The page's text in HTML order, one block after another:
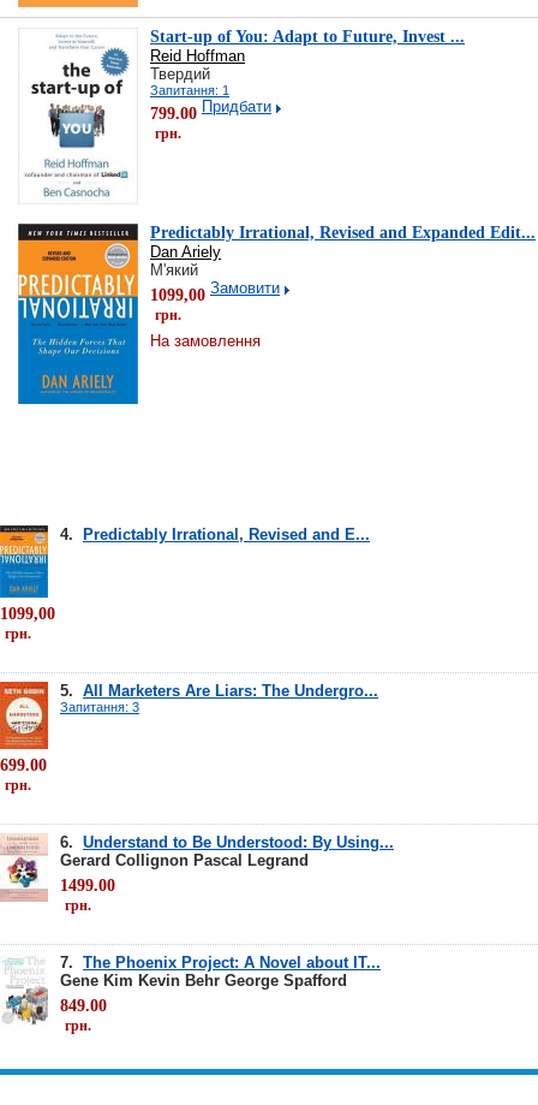
Start-up of You: Adapt to Future, Invest ...
Reid Hoffman
Твердий
Запитання: 1
799.00
грн.
Придбати
Predictably Irrational, Revised and Expanded Edit...
Dan Ariely
М'який
1099,00
грн.
Замовити
На замовлення
4. Predictably Irrational, Revised and E...
1099,00
грн.
5. All Marketers Are Liars: The Undergro...
Запитання: 3
699.00
грн.
6. Understand to Be Understood: By Using...
Gerard Collignon Pascal Legrand
1499.00
грн.
7. The Phoenix Project: A Novel about IT...
Gene Kim Kevin Behr George Spafford
849.00
грн.